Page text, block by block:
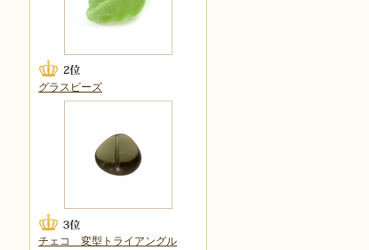
グラスビーズ
チェコ 変型トライアングル